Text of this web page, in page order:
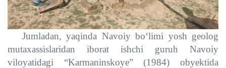
Jumladan, yaqinda Navoiy bo‘limi yosh geolog
mutaxassislaridan iborat ishchi guruh Navoiy
viloyatidagi “Karmaninskoye” (1984) obyektida